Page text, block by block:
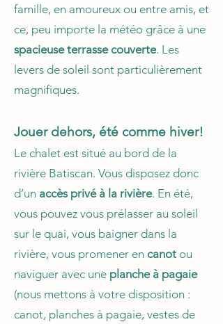
famille, en amoureux ou entre amis, et
ce, peu importe la météo grâce à une
spacieuse terrasse couverte. Les
levers de soleil sont particulièrement
magnifiques.
Jouer dehors, été comme hiver!
Le chalet est situé au bord de la
rivière Batiscan. Vous disposez donc
d’un accès privé à la rivière. En été,
vous pouvez vous prélasser au soleil
sur le quai, vous baigner dans la
rivière, vous promener en canot ou
naviguer avec une planche à pagaie
(nous mettons à votre disposition :
canot, planches à pagaie, vestes de